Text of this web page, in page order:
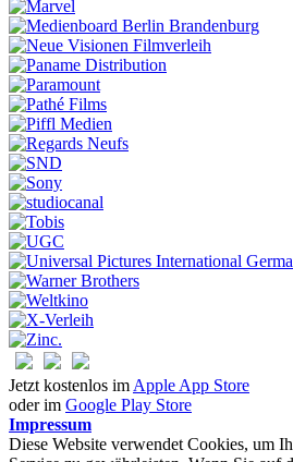
Jetzt kostenlos im Apple App Store
oder im Google Play Store
Impressum
Diese Website verwendet Cookies, um